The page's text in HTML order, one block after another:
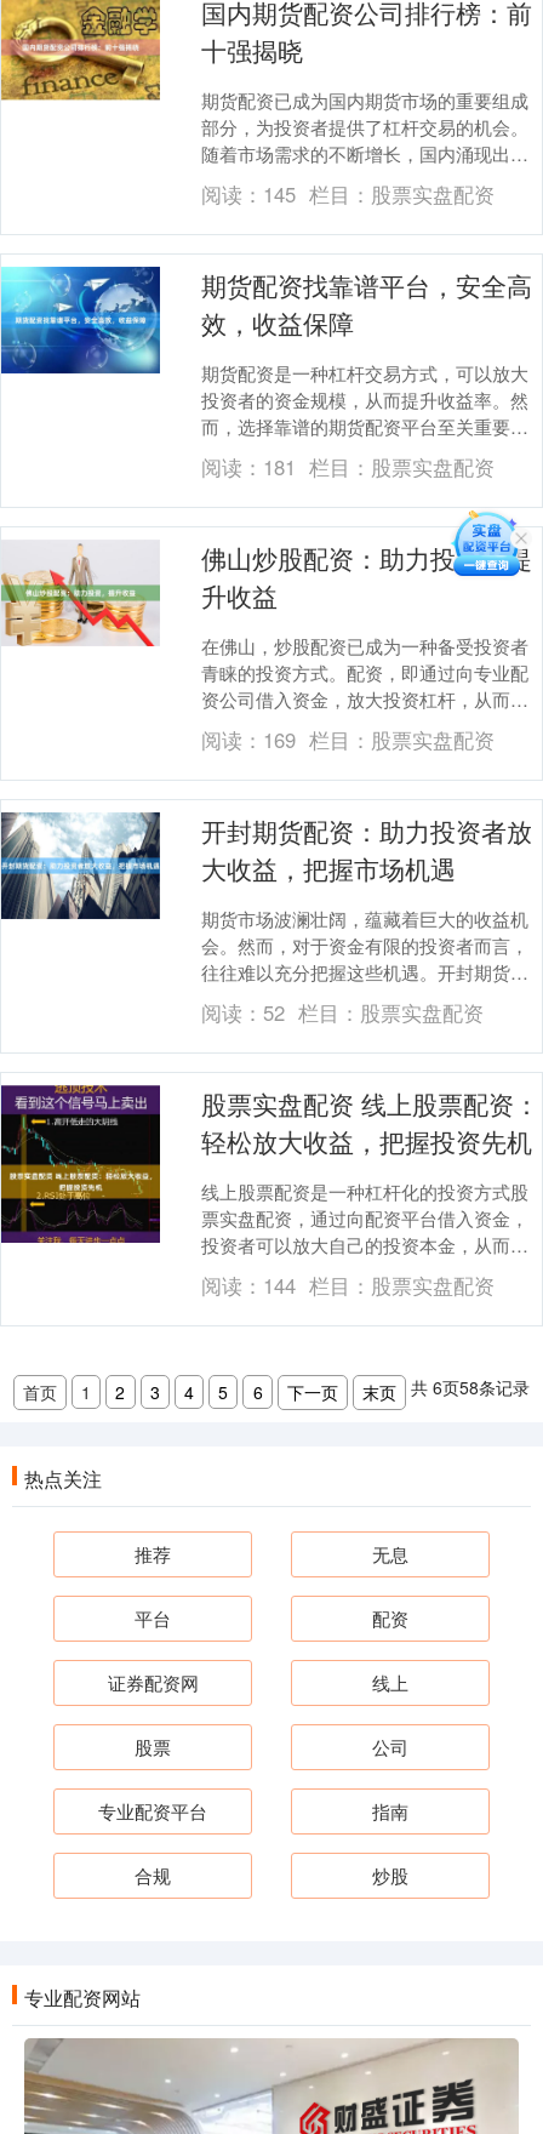
国内期货配资公司排行榜：前
十强揭晓
期货配资已成为国内期货市场的重要组成
部分，为投资者提供了杠杆交易的机会。
随着市场需求的不断增长，国内涌现出众
多期货配资公司。 近日，业内权威机构发
布了国内期货配....
阅读： 145 栏目： 股票实盘配资
期货配资找靠谱平台，安全高
效，收益保障
期货配资是一种杠杆交易方式，可以放大
投资者的资金规模，从而提升收益率。然
而，选择靠谱的期货配资平台至关重要，
以确保资金安全和收益保障。 **靠谱平台
的特征：**....
阅读： 181 栏目： 股票实盘配资
佛山炒股配资：助力投资，提
升收益
在佛山，炒股配资已成为一种备受投资者
青睐的投资方式。配资，即通过向专业配
资公司借入资金，放大投资杠杆，从而提
升收益率。 佛山炒股配资市场成熟，有多
家正规配资公司....
阅读： 169 栏目： 股票实盘配资
开封期货配资：助力投资者放
大收益，把握市场机遇
期货市场波澜壮阔，蕴藏着巨大的收益机
会。然而，对于资金有限的投资者而言，
往往难以充分把握这些机遇。开封期货配
资应运而生，为投资者提供了放大收益的
有效途径。 开封....
阅读： 52 栏目： 股票实盘配资
股票实盘配资 线上股票配资：
轻松放大收益，把握投资先机
线上股票配资是一种杠杆化的投资方式股
票实盘配资，通过向配资平台借入资金，
投资者可以放大自己的投资本金，从而获
得更高的收益。 **优势：** * **放大收益：
*....
阅读： 144 栏目： 股票实盘配资
首页 1 2 3 4 5 6 下一页 末页 共6页58条记录
热点关注
推荐 无息
平台 配资
证券配资网 线上
股票 公司
专业配资平台 指南
合规 炒股
专业配资网站